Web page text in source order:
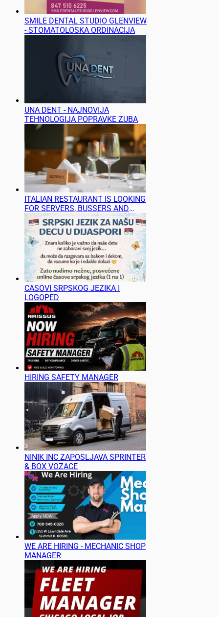
SMILE DENTAL STUDIO GLENVIEW
- STOMATOLOSKA ORDINACIJA
UNA DENT - NAJNOVIJA
TEHNOLOGIJA POPRAVKE ZUBA
ITALIAN RESTAURANT IS LOOKING
FOR SERVERS, BUSSERS AND
BARTENDERS
CASOVI SRPSKOG JEZIKA I
LOGOPED
HIRING SAFETY MANAGER
NINIK INC ZAPOSLJAVA SPRINTER
& BOX VOZACE
WE ARE HIRING - MECHANIC SHOP
MANAGER